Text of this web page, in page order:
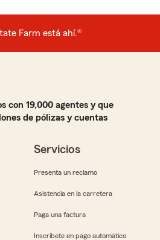
Farm está ahí.®
con 19,000 agentes y que
de pólizas y cuentas
Servicios
Presenta un reclamo
Asistencia en la carretera
Paga una factura
Inscríbete en pago automático